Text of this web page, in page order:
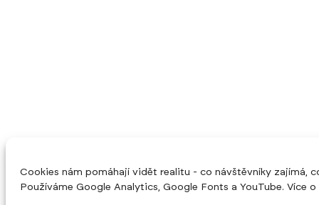
Cookies nám pomáhají vidět realitu - co návštěvníky zajímá,
Používáme Google Analytics, Google Fonts a YouTube. Více